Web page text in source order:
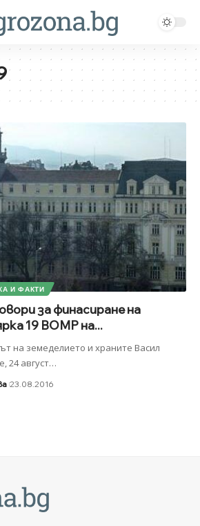
И ФАКТИ
за финасиране на
19 ВОМР на...
на земеделието и храните Васил
24 август…
23.08.2016